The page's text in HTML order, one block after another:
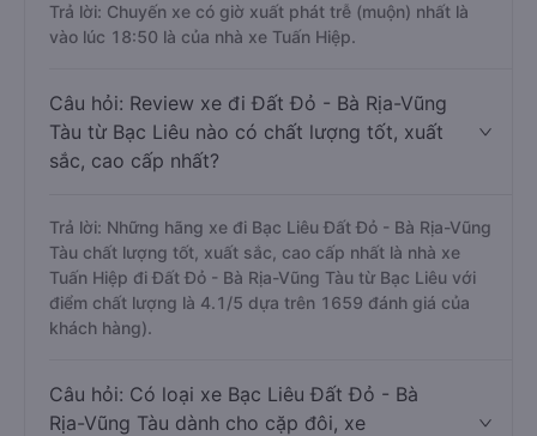
Trả lời: Chuyến xe có giờ xuất phát trễ (muộn) nhất là
vào lúc 18:50 là của nhà xe Tuấn Hiệp.
Câu hỏi: Review xe đi Đất Đỏ - Bà Rịa-Vũng
Tàu từ Bạc Liêu nào có chất lượng tốt, xuất
sắc, cao cấp nhất?
Trả lời: Những hãng xe đi Bạc Liêu Đất Đỏ - Bà Rịa-Vũng
Tàu chất lượng tốt, xuất sắc, cao cấp nhất là nhà xe
Tuấn Hiệp đi Đất Đỏ - Bà Rịa-Vũng Tàu từ Bạc Liêu với
điểm chất lượng là 4.1/5 dựa trên 1659 đánh giá của
khách hàng).
Câu hỏi: Có loại xe Bạc Liêu Đất Đỏ - Bà
Rịa-Vũng Tàu dành cho cặp đôi, xe